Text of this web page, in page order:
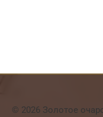
© 2026 Золотое